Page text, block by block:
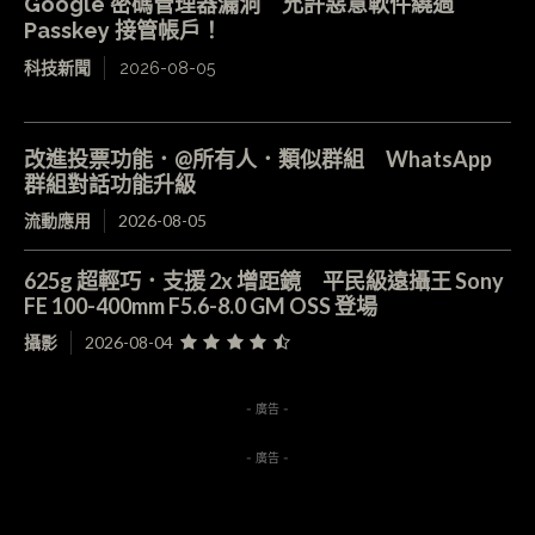
Passkey 接管帳戶！
科技新聞 2026-08-05
改進投票功能．@所有人．類似群組 WhatsApp
群組對話功能升級
流動應用 2026-08-05
625g 超輕巧．支援 2x 增距鏡 平民級遠攝王 Sony
FE 100-400mm F5.6-8.0 GM OSS 登場
攝影 2026-08-04
- 廣告 -
- 廣告 -